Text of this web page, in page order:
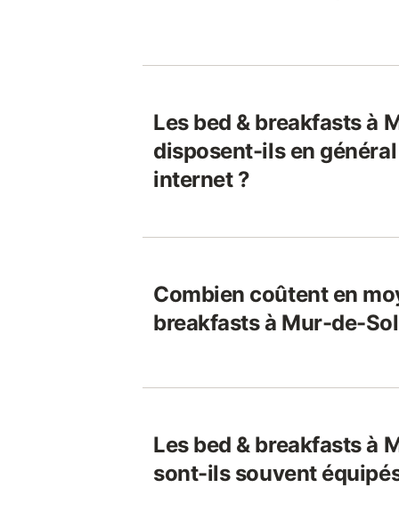
Les bed & breakfasts à
disposent-ils en
internet ?
Combien coûtent en
breakfasts à Mur-de-
Les bed & breakfasts à
sont-ils souvent